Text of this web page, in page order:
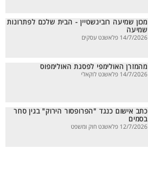
מכון שמיעה רובינשטיין - הבית שלכם לפתרונות
שמיעה
14/7/2026 פלאשנט עסקים
מהמזרן האולימפי לפסגת האולימפוס
14/7/2026 פלאשנט לוקאלי
כתב אישום כנגד "הפרופסור הירוק" בגין סחר
בסמים
12/7/2026 פלאשנט חוק ומשפט